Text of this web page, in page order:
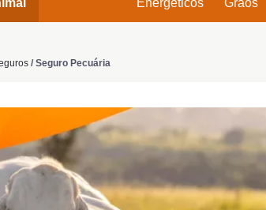
Energéticos Grãos
/ Seguro Pecuária